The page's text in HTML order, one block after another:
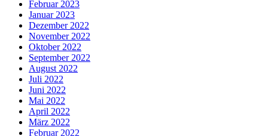
Februar 2023
Januar 2023
Dezember 2022
November 2022
Oktober 2022
September 2022
August 2022
Juli 2022
Juni 2022
Mai 2022
April 2022
März 2022
Februar 2022